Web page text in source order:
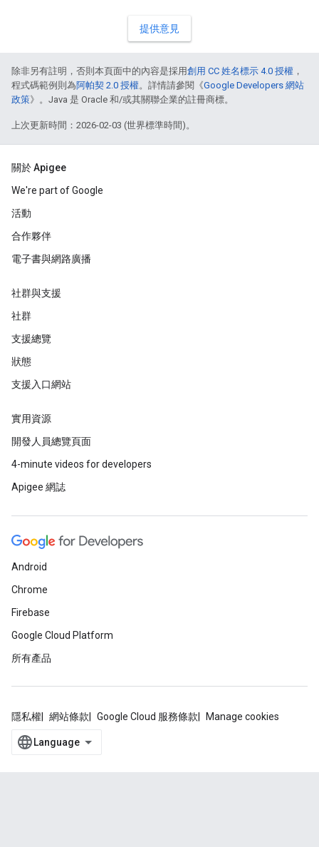
提供意見
除非另有註明，否則本頁面中的內容是採用創用 CC 姓名標示 4.0 授權 ，
程式碼範例則為阿帕契 2.0 授權。詳情請參閱《Google Developers 網站
政策》。Java 是 Oracle 和/或其關聯企業的註冊商標。
上次更新時間：2026-02-03 (世界標準時間)。
關於 Apigee
We're part of Google
活動
合作夥伴
電子書與網路廣播
社群與支援
社群
支援總覽
狀態
支援入口網站
實用資源
開發人員總覽頁面
4-minute videos for developers
Apigee 網誌
Android
Chrome
Firebase
Google Cloud Platform
所有產品
隱私權 網站條款 Google Cloud 服務條款 Manage cookies